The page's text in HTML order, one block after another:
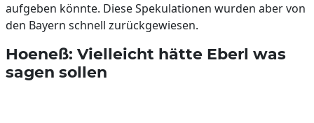
aufgeben könnte. Diese Spekulationen wurden aber von
den Bayern schnell zurückgewiesen.
Hoeneß: Vielleicht hätte Eberl was
sagen sollen